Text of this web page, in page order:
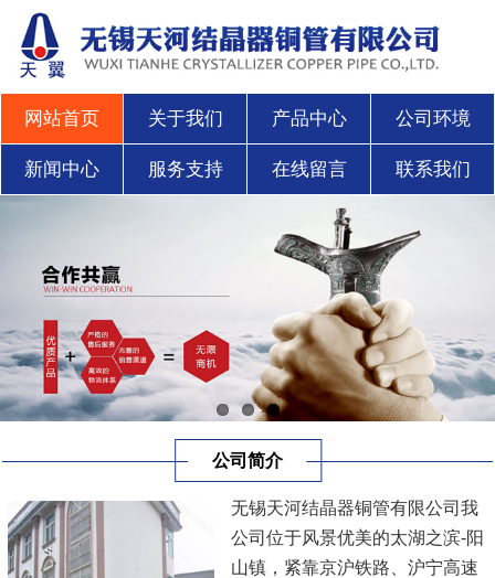
网站首页 关于我们 产品中心 公司环境
新闻中心 服务支持 在线留言 联系我们
公司简介
无锡天河结晶器铜管有限公司我
公司位于风景优美的太湖之滨-阳
山镇，紧靠京沪铁路、沪宁高速